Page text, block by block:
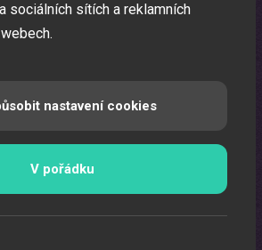
Teambuilding
sociálních sítích a reklamních
nastavení cookies
V pořádku